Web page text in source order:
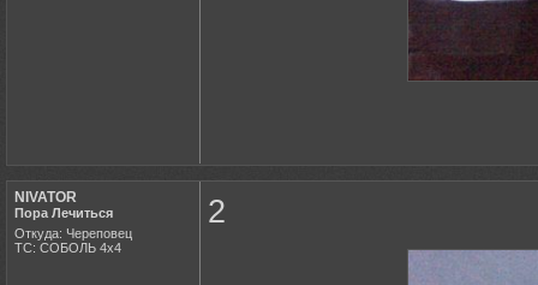
NIVATOR
Пора Лечиться
Откуда: Череповец
ТС: СОБОЛЬ 4х4
2